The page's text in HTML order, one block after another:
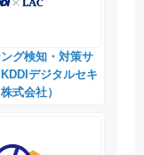
グ検知・対策サ
デジタルセキ
式会社）